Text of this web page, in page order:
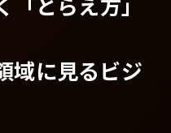
域に見るビジ